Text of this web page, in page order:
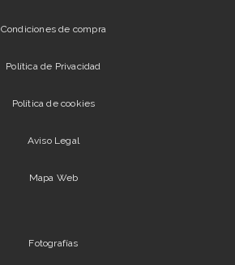
Condiciones de compra
Política de Privacidad
Política de cookies
Aviso Legal
Mapa Web
Fotografías